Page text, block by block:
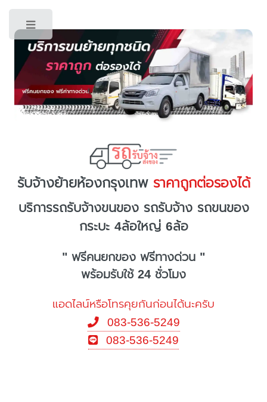
รับจ้างย้ายห้องกรุงเทพ ราคาถูกต่อรองได้
บริการรถรับจ้างขนของ รถรับจ้าง รถขนของ
กระบะ 4ล้อใหญ่ 6ล้อ
" ฟรีคนยกของ ฟรีทางด่วน "
พร้อมรับใช้ 24 ชั่วโมง
แอดไลน์หรือโทรคุยกันก่อนได้นะครับ
083-536-5249
083-536-5249
Toggle